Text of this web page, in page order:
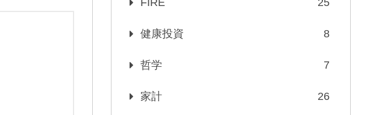
健康投資 8
哲学 7
家計 26